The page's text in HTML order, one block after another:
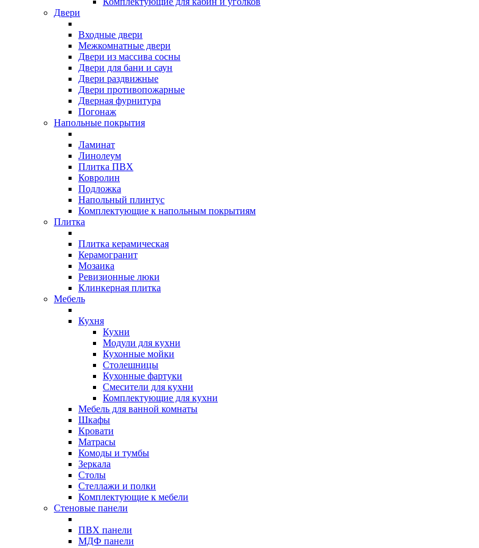
Двери
Входные двери
Межкомнатные двери
Двери из массива сосны
Двери для бани и саун
Двери раздвижные
Двери противопожарные
Дверная фурнитура
Погонаж
Напольные покрытия
Ламинат
Линолеум
Плитка ПВХ
Ковролин
Подложка
Напольный плинтус
Комплектующие к напольным покрытиям
Плитка
Плитка керамическая
Керамогранит
Мозаика
Ревизионные люки
Клинкерная плитка
Мебель
Кухня
Кухни
Модули для кухни
Кухонные мойки
Столешницы
Кухонные фартуки
Смесители для кухни
Комплектующие для кухни
Мебель для ванной комнаты
Шкафы
Кровати
Матрасы
Комоды и тумбы
Зеркала
Столы
Стеллажи и полки
Комплектующие к мебели
Стеновые панели
ПВХ панели
МДФ панели